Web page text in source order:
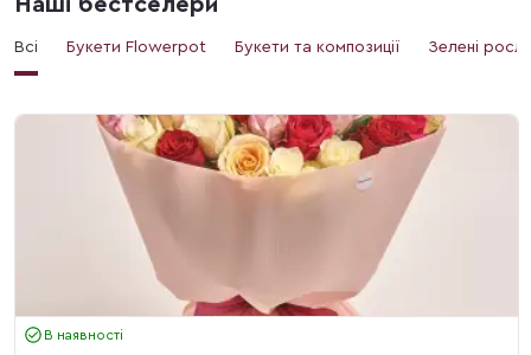
Наші бестселери
Всі Букети Flowerpot Букети та композиції Зелені
В наявності